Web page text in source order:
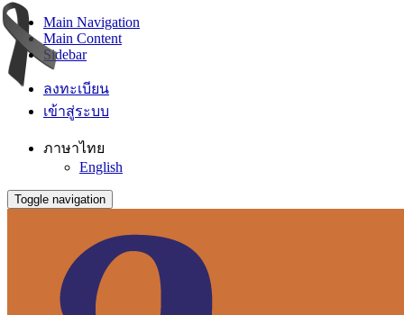
Main Navigation
Main Content
Sidebar
ลงทะเบียน
เข้าสู่ระบบ
ภาษาไทย
English
Toggle navigation